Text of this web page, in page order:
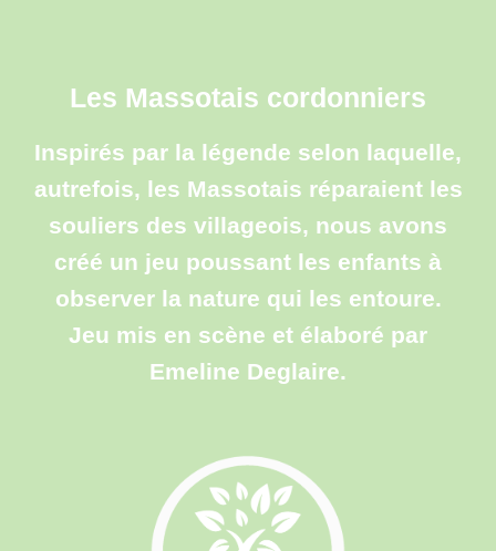
Les Massotais cordonniers
Inspirés par la légende selon laquelle,
autrefois, les Massotais réparaient les
souliers des villageois, nous avons
créé un jeu poussant les enfants à
observer la nature qui les entoure.
Jeu mis en scène et élaboré par
Emeline Deglaire.